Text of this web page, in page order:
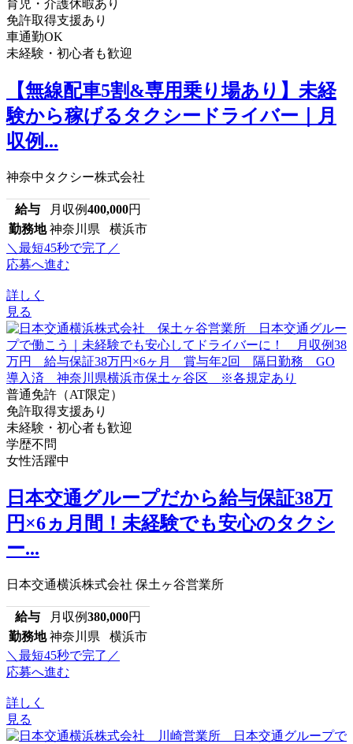
育児・介護休暇あり
免許取得支援あり
車通勤OK
未経験・初心者も歓迎
【無線配車5割&専用乗り場あり】未経
験から稼げるタクシードライバー｜月
収例...
神奈中タクシー株式会社
給与 月収例400,000円
勤務地 神奈川県 横浜市
＼最短45秒で完了／
応募へ進む
詳しく
見る
普通免許（AT限定）
免許取得支援あり
未経験・初心者も歓迎
学歴不問
女性活躍中
日本交通グループだから給与保証38万
円×6ヵ月間！未経験でも安心のタクシ
ー...
日本交通横浜株式会社 保土ヶ谷営業所
給与 月収例380,000円
勤務地 神奈川県 横浜市
＼最短45秒で完了／
応募へ進む
詳しく
見る